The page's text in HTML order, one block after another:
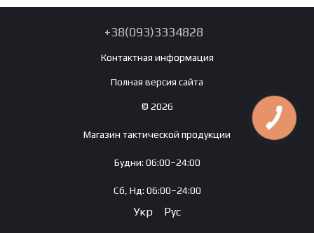
+38(093)3334828
Контактная информация
Полная версия сайта
© 2026
Магазин тактической продукции
Будни: 06:00–24:00
Сб, Нд: 06:00–24:00
Укр Рус